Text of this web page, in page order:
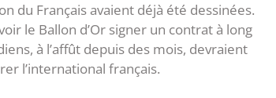
du Français avaient déjà été dessinées.
le Ballon d’Or signer un contrat à long
à l’affût depuis des mois, devraient
l’international français.